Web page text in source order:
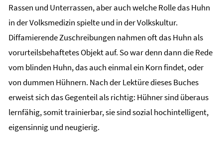
Rassen und Unterrassen, aber auch welche Rolle das Huhn
in der Volksmedizin spielte und in der Volkskultur.
Diffamierende Zuschreibungen nahmen oft das Huhn als
vorurteilsbehaftetes Objekt auf. So war denn dann die Rede
vom blinden Huhn, das auch einmal ein Korn findet, oder
von dummen Hühnern. Nach der Lektüre dieses Buches
erweist sich das Gegenteil als richtig: Hühner sind überaus
lernfähig, somit trainierbar, sie sind sozial hochintelligent,
eigensinnig und neugierig.